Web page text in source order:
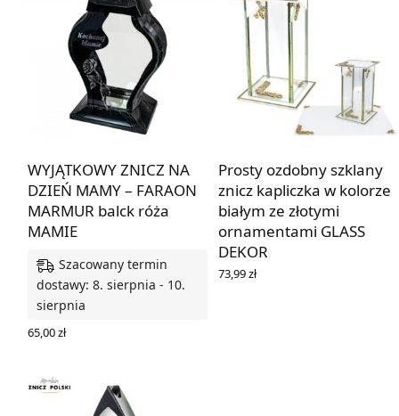
WYJĄTKOWY ZNICZ NA
DZIEŃ MAMY – FARAON
MARMUR balck róża
MAMIE
Szacowany termin
dostawy: 8. sierpnia - 10.
sierpnia
65,00zł
Prosty ozdobny szklany
znicz kapliczka w kolorze
białym ze złotymi
ornamentami GLASS
DEKOR
73,99zł